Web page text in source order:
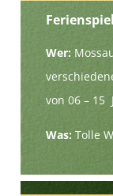
Wer:
von 06 – 15
Was: Tolle